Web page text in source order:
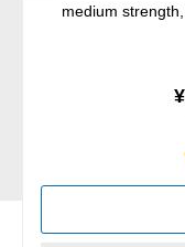
medium
Average rating of 5